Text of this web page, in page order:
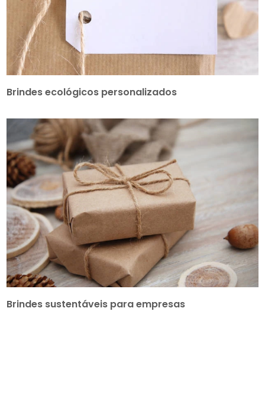
Brindes ecológicos personalizados
Brindes sustentáveis para empresas